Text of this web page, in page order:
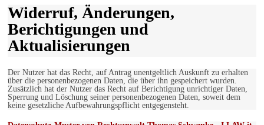
Widerruf, Änderungen,
Berichtigungen und
Aktualisierungen
Der Nutzer hat das Recht, auf Antrag unentgeltlich Auskunft zu erhalten
über die personenbezogenen Daten, die über ihn gespeichert wurden.
Zusätzlich hat der Nutzer das Recht auf Berichtigung unrichtiger Daten,
Sperrung und Löschung seiner personenbezogenen Daten, soweit dem
keine gesetzliche Aufbewahrungspflicht entgegensteht.